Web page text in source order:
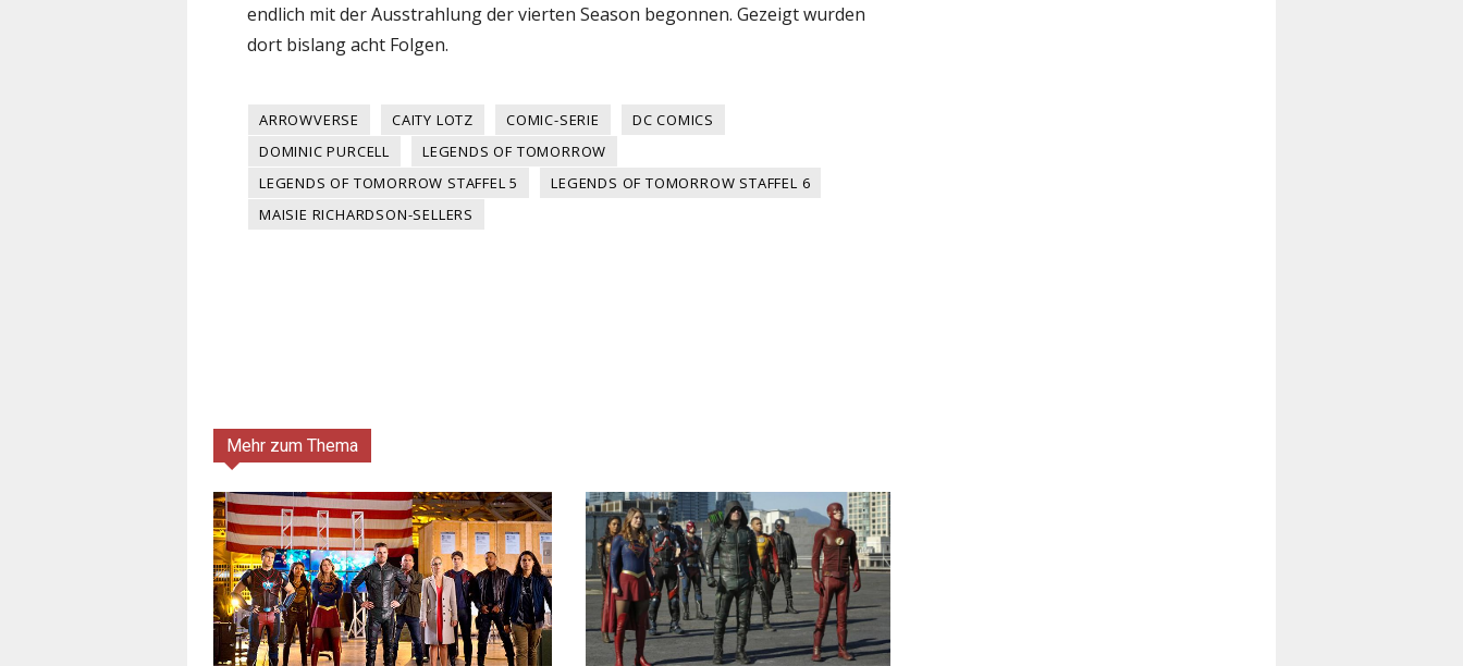
endlich mit der Ausstrahlung der vierten Season begonnen. Gezeigt wurden
dort bislang acht Folgen.
ARROWVERSE CAITY LOTZ COMIC-SERIE
DC COMICS
DOMINIC PURCELL
LEGENDS OF TOMORROW
LEGENDS OF TOMORROW STAFFEL 5
LEGENDS OF TOMORROW STAFFEL 6
MAISIE RICHARDSON-SELLERS
Mehr zum Thema